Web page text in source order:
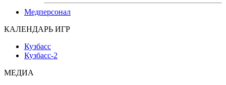
Медперсонал
КАЛЕНДАРЬ ИГР
Кузбасс
Кузбасс-2
МЕДИА